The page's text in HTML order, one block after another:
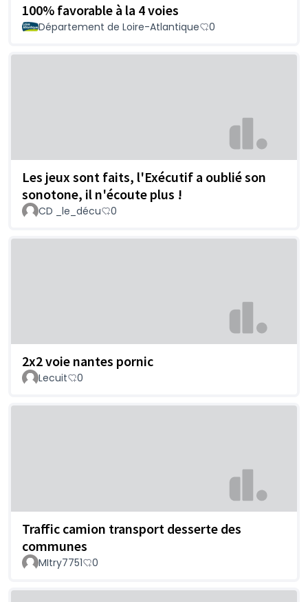
100% favorable à la 4 voies
Département de Loire-Atlantique 0
Les jeux sont faits, l'Exécutif a oublié son
sonotone, il n'écoute plus !
CD _le_décu 0
2x2 voie nantes pornic
Lecuit 0
Traffic camion transport desserte des
communes
MItry7751 0